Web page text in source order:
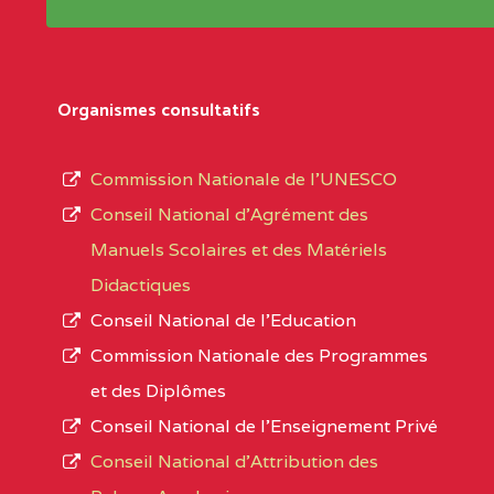
Noms
Localité
Région Noms
ADAMAOUA
INSTITUT POLYVALENT
PINTADES BP :
L’offre d’éducation del’Enseignement
d’immatriculation du mois de septembre
suit :
1950 établissements publics
895 CES dont 86 Bilingues
1055 Lycées dont 351 Bilingues
72 établissements avec section bilingue
Organismes consultatifs
Commission Nationale de l’UNESCO
Conseil National d’Agrément des
Manuels Scolaires et des Matériels
Didactiques
Conseil National de l’Education
Commission Nationale des Programmes
et des Diplômes
Conseil National de l’Enseignement Privé
Conseil National d'Attribution des